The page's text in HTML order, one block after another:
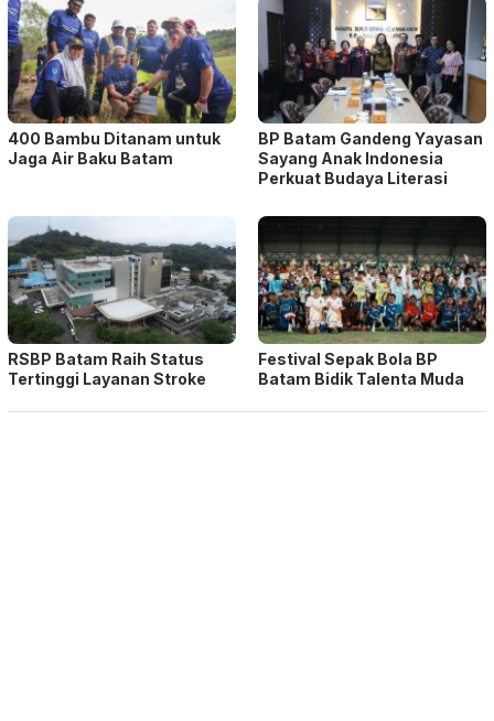
400 Bambu Ditanam untuk
Jaga Air Baku Batam
BP Batam Gandeng Yayasan
Sayang Anak Indonesia
Perkuat Budaya Literasi
RSBP Batam Raih Status
Tertinggi Layanan Stroke
Festival Sepak Bola BP
Batam Bidik Talenta Muda